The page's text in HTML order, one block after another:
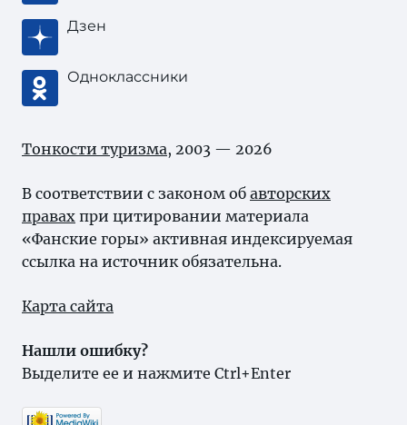
Дзен
Одноклассники
Тонкости туризма, 2003 — 2026
В соответствии с законом об авторских
правах при цитировании материала
«Фанские горы» активная индексируемая
ссылка на источник обязательна.
Карта сайта
Нашли ошибку?
Выделите ее и нажмите Ctrl+Enter